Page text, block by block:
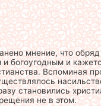
мнение, что
богоугодным и
Вспоминая
становились
не в этом.